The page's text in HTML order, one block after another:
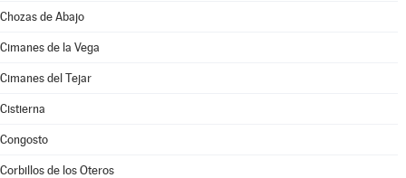
Chozas de Abajo
Cimanes de la Vega
Cimanes del Tejar
Cistierna
Congosto
Corbillos de los Oteros